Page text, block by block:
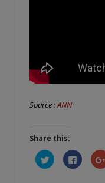
Source :ANN
Share this:
Cliquez
pour
partager
Cliquez
pour
partager